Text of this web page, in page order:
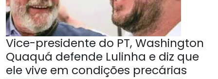
Vice-presidente do PT, Washington
Quaquá defende Lulinha e diz que
ele vive em condições precárias